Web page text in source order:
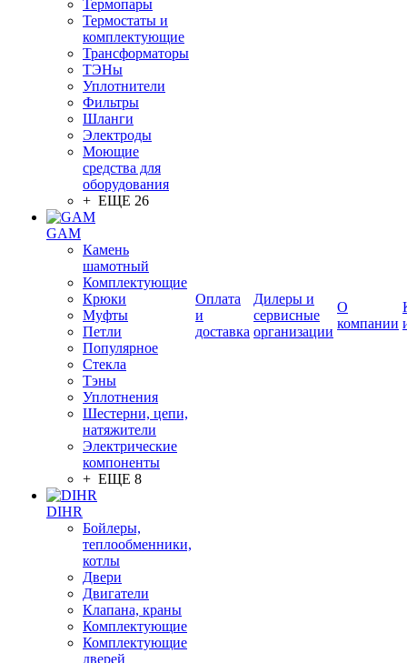
Термопары
Термостаты и
комплектующие
Трансформаторы
ТЭНы
Уплотнители
Фильтры
Шланги
Электроды
Моющие
средства для
оборудования
+ ЕЩЕ 26
GAM
Камень
шамотный
Комплектующие
Крюки
Муфты
Петли
Популярное
Стекла
Тэны
Уплотнения
Шестерни, цепи,
натяжители
Электрические
компоненты
+ ЕЩЕ 8
DIHR
Бойлеры,
теплообменники,
котлы
Двери
Двигатели
Клапана, краны
Комплектующие
Комплектующие
дверей
Оплата
и
доставка
Дилеры и
сервисные
организации
О
компании